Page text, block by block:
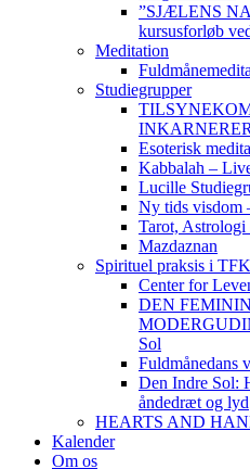
”SJÆLENS
kursusforløb
Meditation
Studiegrupper
Esoterisk
Kabbalah –
Lucille
Ny tids visdom
Tarot, Astrologi
Mazdaznan
Spirituel praksis i TFK
Center for
DEN
Sol
Fuldmånedans
Den Indre Sol:
åndedræt og lyd
HEARTS AND
Kalender
Om os